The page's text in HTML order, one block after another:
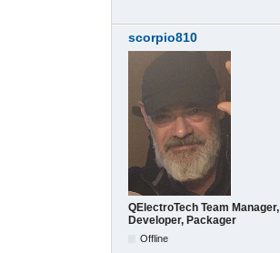
scorpio810
QElectroTech Team Manager,
Developer, Packager
Offline